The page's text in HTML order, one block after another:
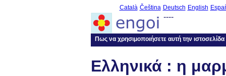
Català Čeština Deutsch English
----
Πως να χρησιμοποιήσετε αυτή την ιστοσελίδα
Ελληνικά : η